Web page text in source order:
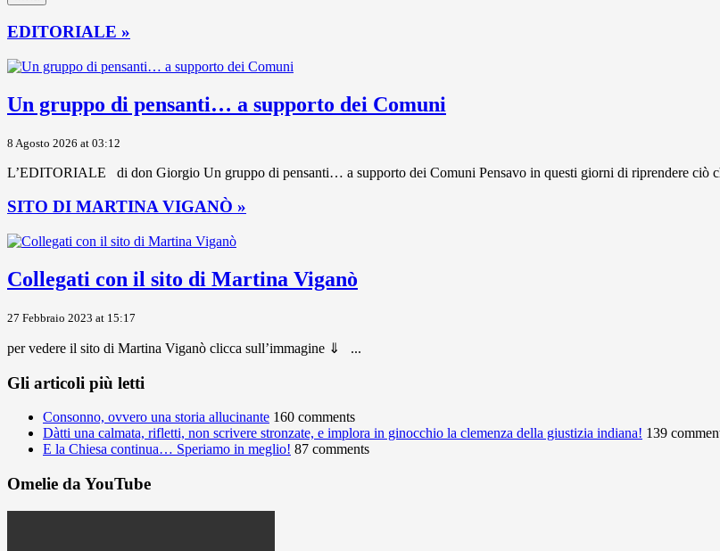
EDITORIALE »
Un gruppo di pensanti… a supporto dei Comuni
8 Agosto 2026 at 03:12
L’EDITORIALE di don Giorgio Un gruppo di pensanti… a supporto dei Comuni Pensavo in questi giorni di riprendere ciò
SITO DI MARTINA VIGANÒ »
Collegati con il sito di Martina Viganò
27 Febbraio 2023 at 15:17
per vedere il sito di Martina Viganò clicca sull’immagine ⇓ ...
Gli articoli più letti
Consonno, ovvero una storia allucinante 160 comments
Dàtti una calmata, rifletti, non scrivere stronzate, e implora in ginocchio la clemenza della giustizia indiana! 139
E la Chiesa continua… Speriamo in meglio! 87 comments
Omelie da YouTube